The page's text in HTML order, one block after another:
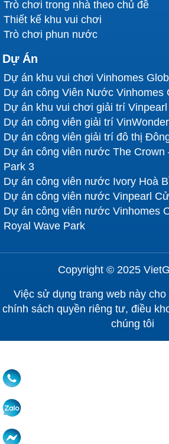
Trò chơi trong nhà theo chủ đề
Thiết kế khu vui chơi
Trò chơi phun nước
Dự Án
Dự án khu vui chơi Vinhomes
Dự án công Viên Nước Vinhomes
Dự án khu vui chơi giải trí
Dự án công viên giải trí
Dự án công viên giải trí đô thị
Dự án công viên nước The Crown
Park 3
Dự án công viên nước Ivory Hoà
Dự án công viên nước Vinpearl
Dự án công viên nước Vinhomes
Royal Wave Park
Copyright © 2025
Việc sử dụng trang web này
chính sách quyền riêng tư, điều
chúng tôi